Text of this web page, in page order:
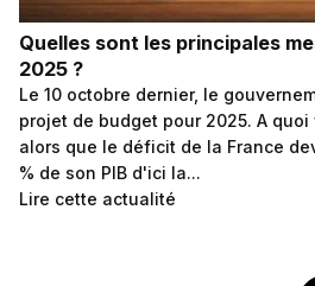
Quelles sont les principales
2025 ?
Le 10 octobre dernier, le
projet de budget pour 2025. A quoi
alors que le déficit de la France
% de son PIB d'ici la...
Lire cette actualité